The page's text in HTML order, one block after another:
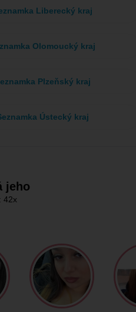
Liberecký kraj
Olomoucký kraj
Plzeňský kraj
Ústecký kraj
jeho
42x